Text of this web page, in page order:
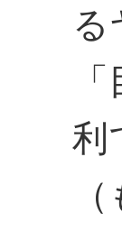
る
利